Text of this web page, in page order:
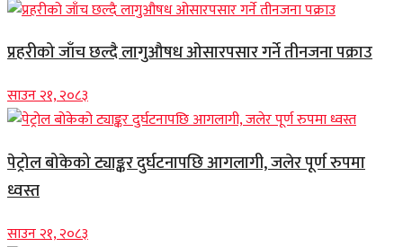
प्रहरीको जाँच छल्दै लागुऔषध ओसारपसार गर्ने तीनजना पक्राउ
साउन २१, २०८३
पेट्रोल बोकेको ट्याङ्कर दुर्घटनापछि आगलागी, जलेर पूर्ण रुपमा
ध्वस्त
साउन २१, २०८३